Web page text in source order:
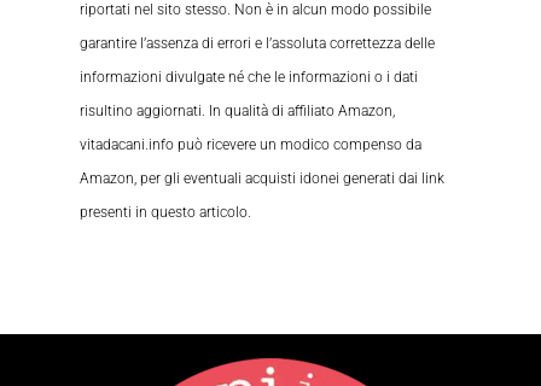
riportati nel sito stesso. Non è in alcun modo possibile
garantire l’assenza di errori e l’assoluta correttezza delle
informazioni divulgate né che le informazioni o i dati
risultino aggiornati. In qualità di affiliato Amazon,
vitadacani.info può ricevere un modico compenso da
Amazon, per gli eventuali acquisti idonei generati dai link
presenti in questo articolo.